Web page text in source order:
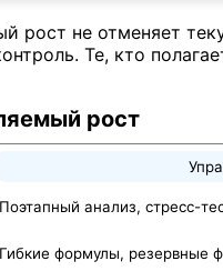
рост не отменяет
Те, кто
рост
Поэтапный анализ, стресс-
Гибкие формулы, резервные